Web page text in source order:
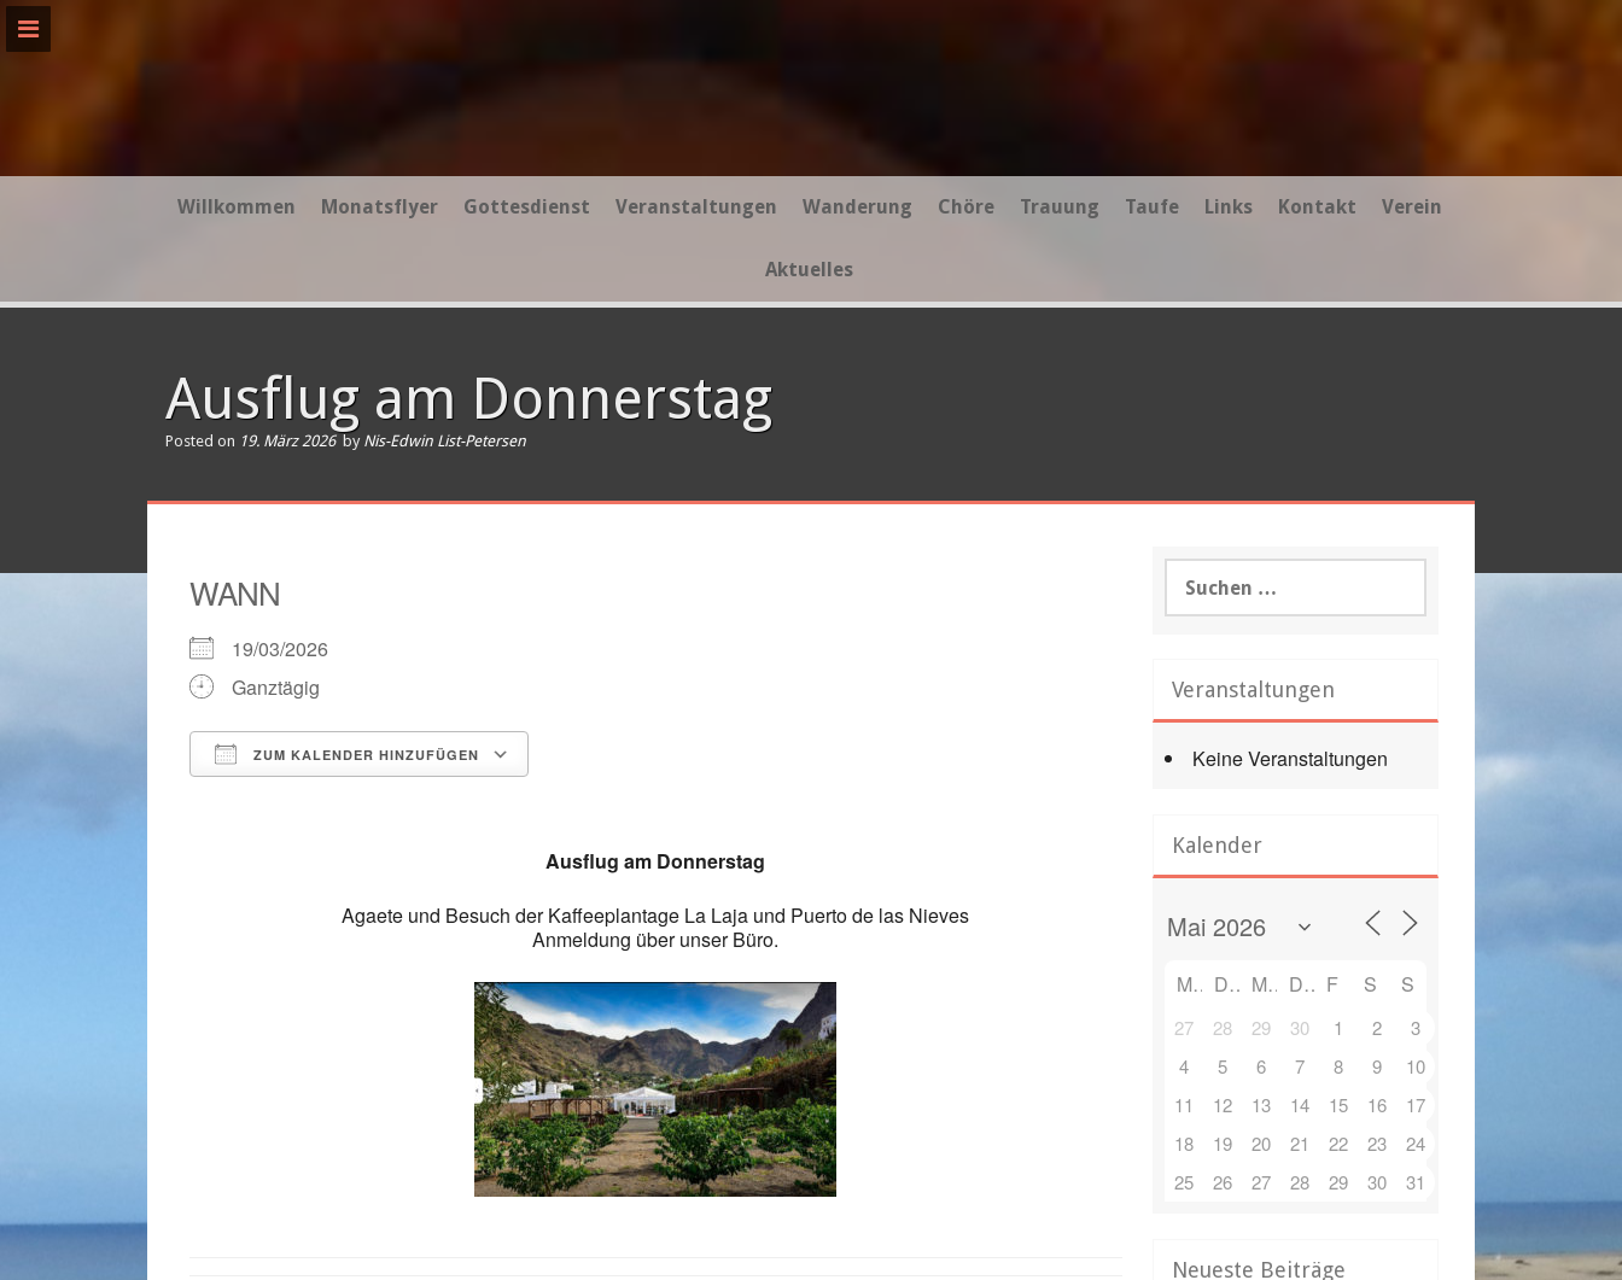
Skip
Willkommen Monatsflyer Gottesdienst Veranstaltungen Wanderung Chöre Trauung Taufe Links Kontakt Verein
Aktuelles
Ausflug am Donnerstag
Posted on 19. März 2026 by Nis-Edwin List-Petersen
WANN
19/03/2026
Ganztägig
ZUM KALENDER HINZUFÜGEN
Ausflug am Donnerstag
Agaete und Besuch der Kaffeeplantage La Laja und Puerto de las Nieves
Anmeldung über unser Büro.
nach:
Veranstaltungen
Keine Veranstaltungen
Kalender
M D M D F S S
27 28 29 30 1 2
3
4
5 6 7 8 9
10
11
12 13 14 15 16
17
18
19 20 21 22 23
24
25
26 27 28 29 30 31
Neueste Beiträge